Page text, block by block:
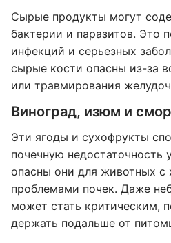
Сырые продукты могут
бактерии и паразитов. Это
инфекций и серьезных
сырые кости опасны из-за
или травмирования
Виноград, изюм и
Эти ягоды и сухофрукты
почечную недостаточность
опасны они для животных с
проблемами почек. Даже
может стать критическим,
держать подальше от